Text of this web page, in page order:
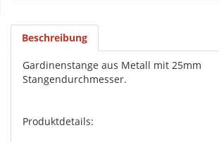
Beschreibung
Gardinenstange aus Metall mit 25mm
Stangendurchmesser.
Produktdetails: